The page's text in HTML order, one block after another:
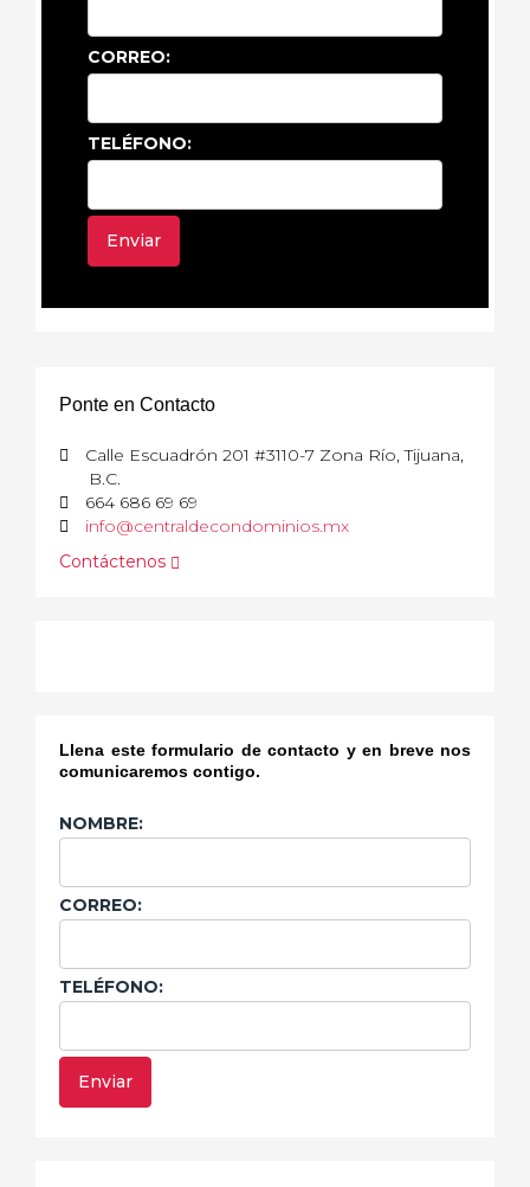
CORREO:
TELÉFONO:
Ponte en Contacto
Calle Escuadrón 201 #3110-7 Zona Río, Tijuana,
B.C.
664 686 69 69
info@centraldecondominios.mx
Contáctenos
Llena este formulario de contacto y en breve nos
comunicaremos contigo.
NOMBRE:
CORREO:
TELÉFONO: